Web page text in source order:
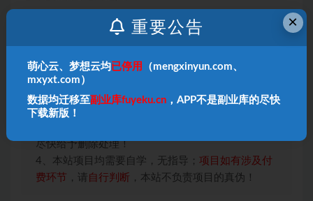
本站声明：
1、本内容转载于网络，版权归原作者所有！
2、本站仅提供信息存储空间服务，不拥有所有权，
不承担相关法律责任！
尽快给予删除处理！
4、本站项目均需要自学，无指导； 项目如有涉及付
费环节 ，请 自行判断 ，本站不负责项目的真伪！
×
重要公告
萌心云、梦想云均 已停用
（mengxinyun.com、
mxyxt.com）
数据均迁移至副业库fuyeku.cn ，APP不是副业库的尽快
下载新版！